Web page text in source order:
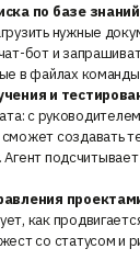
по базе
нужные
бот и
в файлах
и
с
создавать
как
со статусом и